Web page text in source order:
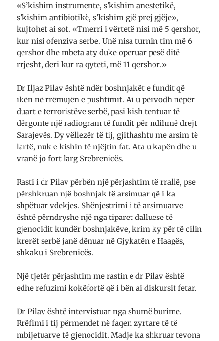
«S’kishim instrumente, s’kishim anestetikë,
s’kishim antibiotikë, s’kishim gjë prej gjëje»,
kujtohet ai sot. «Tmerri i vërtetë nisi më 5 qershor,
kur nisi ofenziva serbe. Unë nisa turnin tim më 6
qershor dhe mbeta aty duke operuar pesë ditë
rrjesht, deri kur ra qyteti, më 11 qershor.»
Dr Iljaz Pilav është ndër boshnjakët e fundit që
ikën në rrëmujën e pushtimit. Ai u përvodh nëpër
duart e terroristëve serbë, pasi kish tentuar të
dërgonte një radiogram të fundit për ndihmë drejt
Sarajevës. Dy vëllezër të tij, gjithashtu me arsim të
lartë, nuk e kishin të njëjtin fat. Ata u kapën dhe u
vranë jo fort larg Srebrenicës.
Rasti i dr Pilav përbën një përjashtim të rrallë, pse
përshkruan një boshnjak të arsimuar që i ka
shpëtuar vdekjes. Shënjestrimi i të arsimuarve
është përndryshe një nga tiparet dalluese të
gjenocidit kundër boshnjakëve, krim ky për të cilin
krerët serbë janë dënuar në Gjykatën e Haagës,
shkaku i Srebrenicës.
Një tjetër përjashtim me rastin e dr Pilav është
edhe refuzimi kokëfortë që i bën ai diskursit fetar.
Dr Pilav është intervistuar nga shumë burime.
Rrëfimi i tij përmendet në faqen zyrtare të të
mbijetuarve të gjenocidit. Madje ka shkruar tevona